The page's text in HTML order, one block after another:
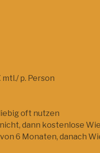
mtl./ p. Person
oft nutzen
dann kostenlose
6 Monaten, danach